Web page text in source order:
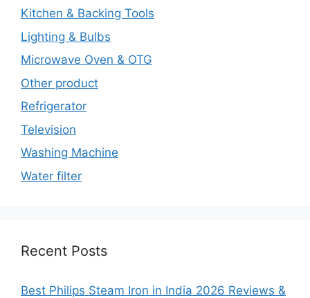
Kitchen & Backing Tools
Lighting & Bulbs
Microwave Oven & OTG
Other product
Refrigerator
Television
Washing Machine
Water filter
Recent Posts
Best Philips Steam Iron in India 2026 Reviews &